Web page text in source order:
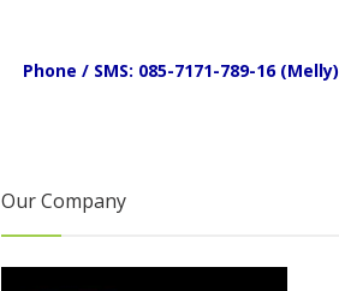
Phone / SMS: 085-7171-789-16 (Melly)
Our Company